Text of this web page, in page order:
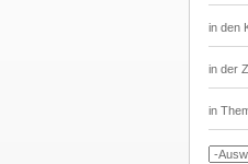
in den
in der
in